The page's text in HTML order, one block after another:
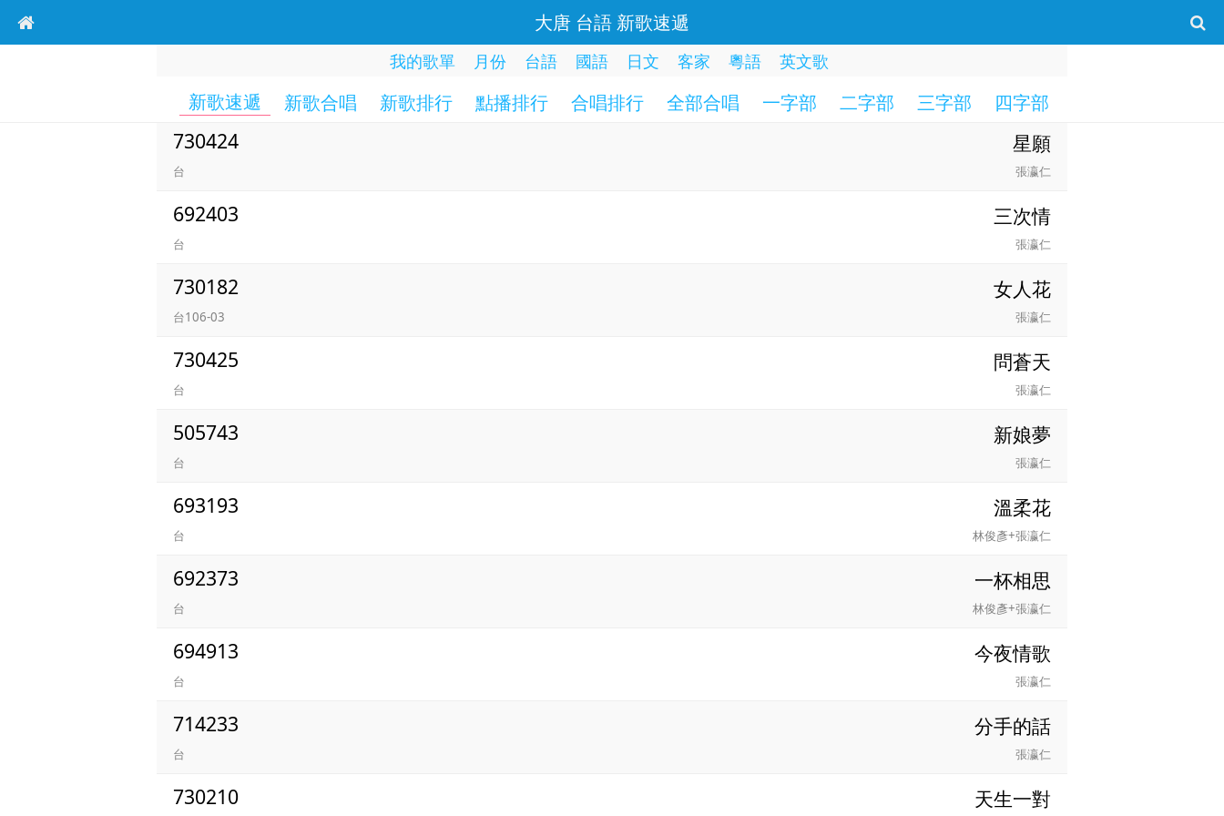
大唐 台語 新歌速遞
我的歌單 月份 台語 國語 日文 客家 粵語 英文歌
新歌速遞 新歌合唱 新歌排行 點播排行 合唱排行 全部合唱 一字部 二字部 三字部 四字部
730424 星願
台 張瀛仁
692403 三次情
台 張瀛仁
730182 女人花
台106-03 張瀛仁
730425 問蒼天
台 張瀛仁
505743 新娘夢
台 張瀛仁
693193 溫柔花
台 林俊彥+張瀛仁
692373 一杯相思
台 林俊彥+張瀛仁
694913 今夜情歌
台 張瀛仁
714233 分手的話
台 張瀛仁
730210 天生一對